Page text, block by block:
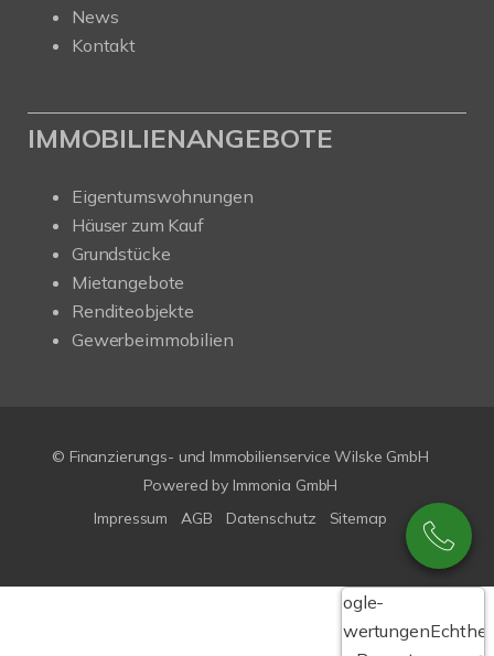
News
Kontakt
IMMOBILIENANGEBOTE
Eigentumswohnungen
Häuser zum Kauf
Grundstücke
Mietangebote
Renditeobjekte
Gewerbeimmobilien
© Finanzierungs- und Immobilienservice Wilske GmbH
Powered by Immonia GmbH
Impressum
AGB Datenschutz Sitemap
Google-
Bewertungen